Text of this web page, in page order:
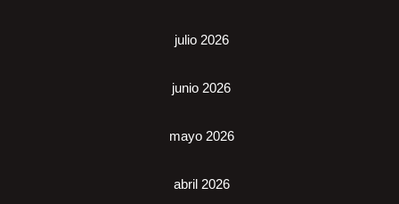
julio 2026
junio 2026
mayo 2026
abril 2026